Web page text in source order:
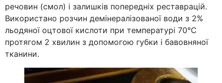
речовин (смол) і залишків попередніх реставрацій.
Використано розчин демінералізованої води з 2%
льодяної оцтової кислоти при температурі 70°С
протягом 2 хвилин з допомогою губки і бавовняної
тканини.